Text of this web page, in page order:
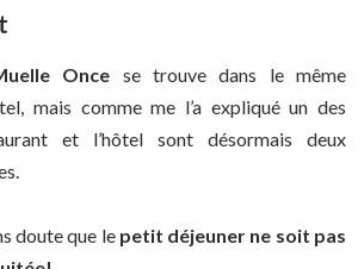
Once se trouve dans le même
mais comme me l’a expliqué un des
et l’hôtel sont désormais deux
doute que le petit déjeuner ne soit pas